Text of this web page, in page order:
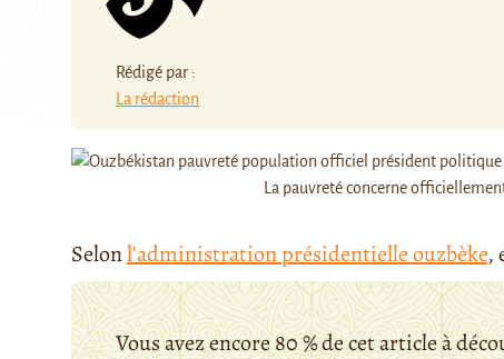
Rédigé par :
La rédaction
La pauvreté concerne
Selonl’administration présidentielle ouzbèke,
Vous avez encore 80 % de cet article à